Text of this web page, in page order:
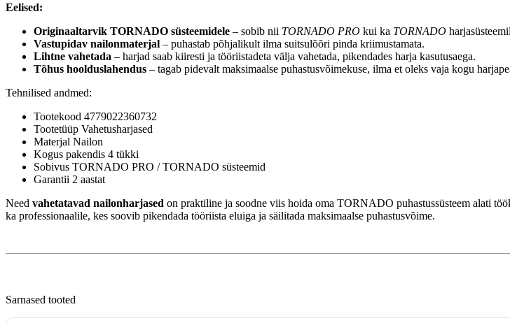
Eelised:
Originaaltarvik TORNADO süsteemidele – sobib nii TORNADO PRO kui ka TORNADO
Vastupidav nailonmaterjal – puhastab põhjalikult ilma suitsulõõri pinda kriimustamata.
Lihtne vahetada – harjad saab kiiresti ja tööriistadeta välja vahetada, pikendades harja kasutusaega.
Tõhus hoolduslahendus – tagab pidevalt maksimaalse puhastusvõimekuse, ilma et oleks vaja kogu
Tehnilised andmed:
Tootekood 4779022360732
Tootetüüp Vahetusharjased
Materjal Nailon
Kogus pakendis 4 tükki
Sobivus TORNADO PRO / TORNADO süsteemid
Garantii 2 aastat
Need vahetatavad nailonharjased on praktiline ja soodne viis hoida oma TORNADO puhastussüsteem alati
ka professionaalile, kes soovib pikendada tööriista eluiga ja säilitada maksimaalse puhastusvõime.
Sarnased tooted